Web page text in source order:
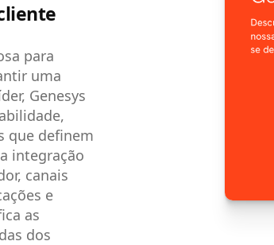
para
uma
Genesys
que definem
integração
canais
e
as
dos